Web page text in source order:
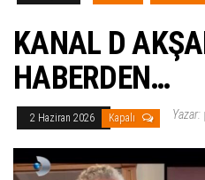
KANAL D
HABERDEN…
2 Haziran 2026 Kapalı Yazar: